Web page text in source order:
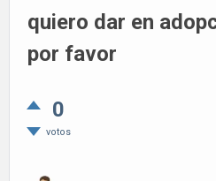
quiero dar en
por favor
0
votos